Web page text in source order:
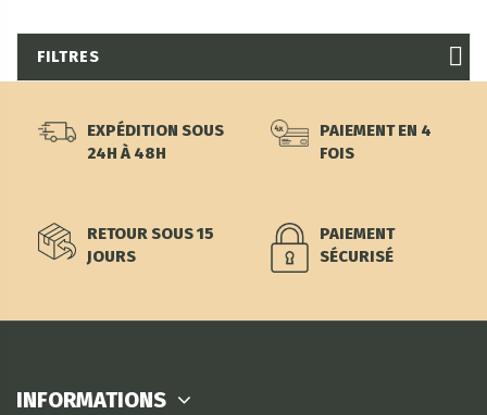
FILTRES
EXPÉDITION SOUS
24H À 48H
PAIEMENT EN 4
FOIS
RETOUR SOUS 15
JOURS
PAIEMENT
SÉCURISÉ
INFORMATIONS